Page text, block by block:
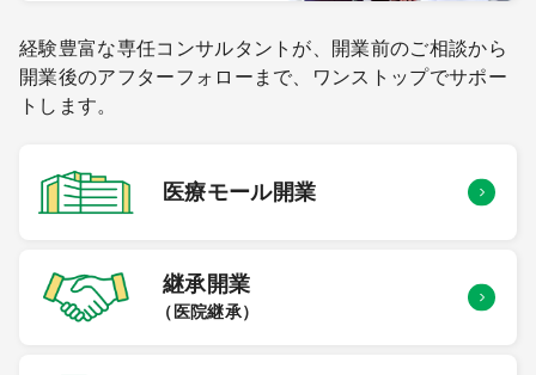
経験豊富な専任コンサルタントが、開業前のご相談から
開業後のアフターフォローまで、ワンストップでサポー
トします。
医療モール開業
継承開業
（医院継承）